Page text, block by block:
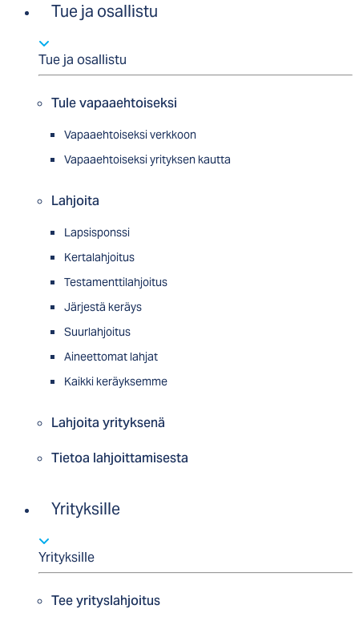
Tue ja osallistu
Tue ja osallistu
Tule vapaaehtoiseksi
Vapaaehtoiseksi verkkoon
Vapaaehtoiseksi yrityksen kautta
Lahjoita
Lapsisponssi
Kertalahjoitus
Testamenttilahjoitus
Järjestä keräys
Suurlahjoitus
Aineettomat lahjat
Kaikki keräyksemme
Lahjoita yrityksenä
Tietoa lahjoittamisesta
Yrityksille
Yrityksille
Tee yrityslahjoitus